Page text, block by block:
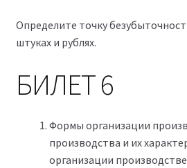
Определите точку
штуках и рублях.
БИЛЕТ 6
Формы организации
производства и их
организации